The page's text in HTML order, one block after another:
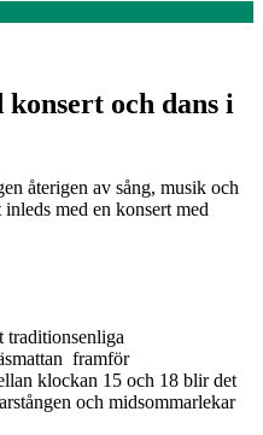
och dans i
återigen av sång, musik och
med en konsert med
traditionsenliga
framför
klockan 15 och 18 blir det
och midsommarlekar